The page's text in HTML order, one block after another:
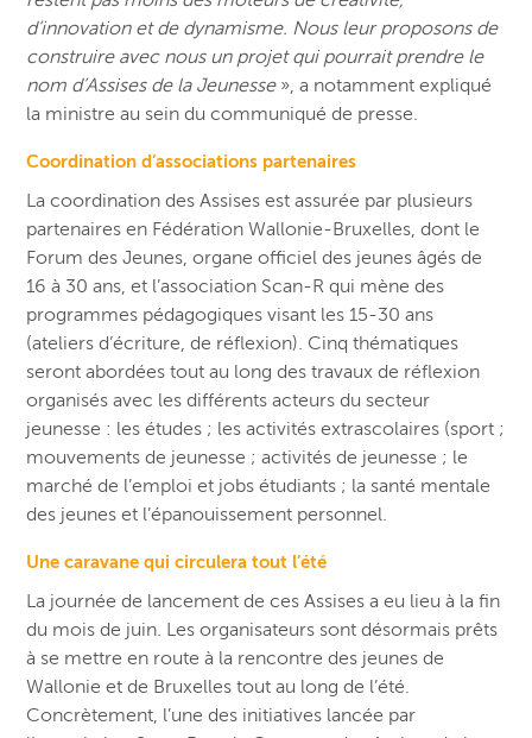
d’innovation et de dynamisme. Nous leur proposons de
construire avec nous un projet qui pourrait prendre le
nom d’Assises de la Jeunesse », a notamment expliqué
la ministre au sein du communiqué de presse.
Coordination d’associations partenaires
La coordination des Assises est assurée par plusieurs
partenaires en Fédération Wallonie-Bruxelles, dont le
Forum des Jeunes, organe officiel des jeunes âgés de
16 à 30 ans, et l’association Scan-R qui mène des
programmes pédagogiques visant les 15-30 ans
(ateliers d’écriture, de réflexion). Cinq thématiques
seront abordées tout au long des travaux de réflexion
organisés avec les différents acteurs du secteur
jeunesse : les études ; les activités extrascolaires (sport ;
mouvements de jeunesse ; activités de jeunesse ; le
marché de l’emploi et jobs étudiants ; la santé mentale
des jeunes et l’épanouissement personnel.
Une caravane qui circulera tout l’été
La journée de lancement de ces Assises a eu lieu à la fin
du mois de juin. Les organisateurs sont désormais prêts
à se mettre en route à la rencontre des jeunes de
Wallonie et de Bruxelles tout au long de l’été.
Concrètement, l’une des initiatives lancée par